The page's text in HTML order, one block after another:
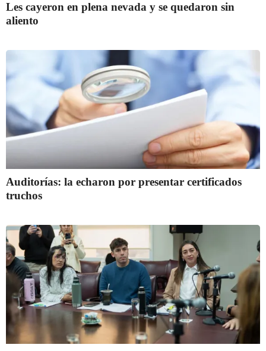
Les cayeron en plena nevada y se quedaron sin
aliento
Auditorías: la echaron por presentar certificados
truchos